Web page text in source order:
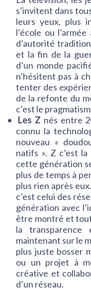
s’invitent dans
leurs yeux, plus
l’école ou
d’autorité
et la fin de la
d’un monde
n’hésitent pas à
tenter des
de la refonte du
c’est le
Les Z nés entre
connu la
nouveau «
natifs ». Z c’est
cette génération
plus de temps à
plus rien après
c’est celui des
génération avec
être montré et
la transparence
maintenant sur le
plus juste bosser
ou un projet à
créative et
d’un réseau.